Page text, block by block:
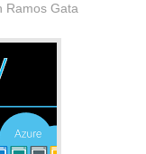
Ramos Gata